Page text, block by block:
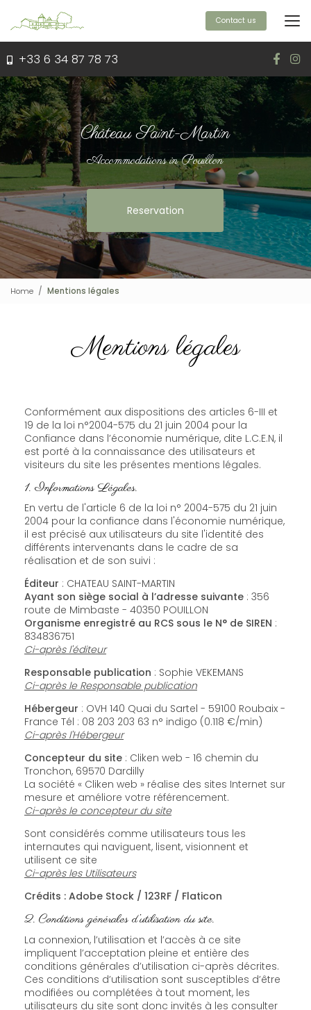
contenu
principal
+33 6 34 87 78 73
Contact us
Château Saint-Martin
Accommodations in Pouillon
Reservation
Home Mentions légales
Mentions légales
Conformément aux dispositions des articles 6-III et
19 de la loi n°2004-575 du 21 juin 2004 pour la
Confiance dans l’économie numérique, dite L.C.E.N, il
est porté à la connaissance des utilisateurs et
visiteurs du site les présentes mentions légales.
1. Informations Légales.
En vertu de l'article 6 de la loi n° 2004-575 du 21 juin
2004 pour la confiance dans l'économie numérique,
il est précisé aux utilisateurs du site l'identité des
différents intervenants dans le cadre de sa
réalisation et de son suivi :
Éditeur : CHATEAU SAINT-MARTIN
Ayant son siège social à l’adresse suivante : 356
route de Mimbaste - 40350 POUILLON
Organisme enregistré au RCS sous le N° de SIREN :
834836751
Ci-après l'éditeur
Responsable publication : Sophie VEKEMANS
Ci-après le Responsable publication
Hébergeur : OVH 140 Quai du Sartel - 59100 Roubaix -
France Tél : 08 203 203 63 n° indigo (0.118 €/min)
Ci-après l'Hébergeur
Concepteur du site : Cliken web - 16 chemin du
Tronchon, 69570 Dardilly
La société « Cliken web » réalise des sites Internet sur
mesure et améliore votre référencement.
Ci-après le concepteur du site
Sont considérés comme utilisateurs tous les
internautes qui naviguent, lisent, visionnent et
utilisent ce site
Ci-après les Utilisateurs
Crédits : Adobe Stock / 123RF / Flaticon
2. Conditions générales d’utilisation du site.
La connexion, l’utilisation et l’accès à ce site
impliquent l’acceptation pleine et entière des
conditions générales d’utilisation ci-après décrites.
Ces conditions d’utilisation sont susceptibles d’être
modifiées ou complétées à tout moment, les
utilisateurs du site sont donc invités à les consulter